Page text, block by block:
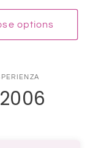
options